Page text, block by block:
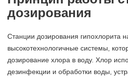
дозирования
Станции дозирования гипохлорита
высокотехнологичные системы,
дозирование хлора в воду. Хлор
дезинфекции и обработки воды,